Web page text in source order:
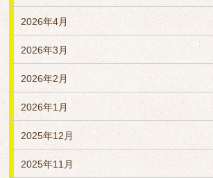
2026年4月
2026年3月
2026年2月
2026年1月
2025年12月
2025年11月